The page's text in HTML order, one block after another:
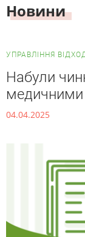
Новини
УПРАВЛІННЯ
Набули
медичними
04.04.2025